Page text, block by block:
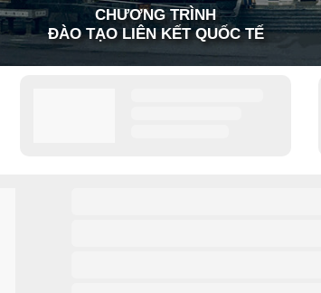
CHƯƠNG TRÌNH
ĐÀO TẠO LIÊN KẾT QUỐC TẾ